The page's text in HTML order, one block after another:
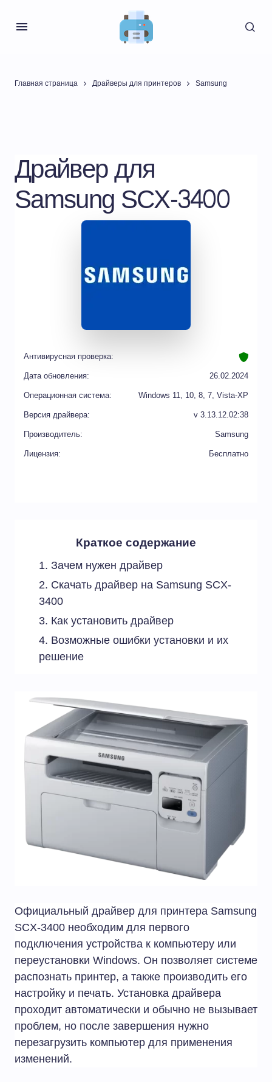
Главная страница Драйверы для принтеров Samsung
Драйвер для
Samsung SCX-3400
Антивирусная проверка:
Дата обновления: 26.02.2024
Операционная система: Windows 11, 10, 8, 7, Vista-XP
Версия драйвера: v 3.13.12.02:38
Производитель: Samsung
Лицензия: Бесплатно
Краткое содержание
Зачем нужен драйвер
Скачать драйвер на Samsung SCX-
3400
Как установить драйвер
Возможные ошибки установки и их
решение
Официальный драйвер для принтера Samsung
SCX-3400 необходим для первого
подключения устройства к компьютеру или
переустановки Windows. Он позволяет системе
распознать принтер, а также производить его
настройку и печать. Установка драйвера
проходит автоматически и обычно не вызывает
проблем, но после завершения нужно
перезагрузить компьютер для применения
изменений.